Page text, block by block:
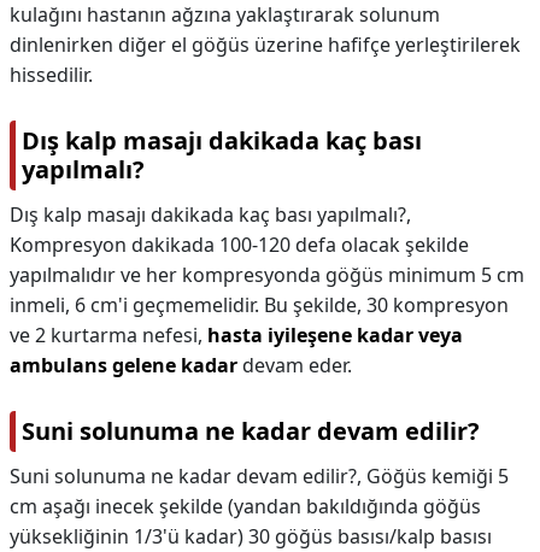
kulağını hastanın ağzına yaklaştırarak solunum
dinlenirken diğer el göğüs üzerine hafifçe yerleştirilerek
hissedilir.
Dış kalp masajı dakikada kaç bası
yapılmalı?
Dış kalp masajı dakikada kaç bası yapılmalı?,
Kompresyon dakikada 100-120 defa olacak şekilde
yapılmalıdır ve her kompresyonda göğüs minimum 5 cm
inmeli, 6 cm'i geçmemelidir. Bu şekilde, 30 kompresyon
ve 2 kurtarma nefesi, hasta iyileşene kadar veya
ambulans gelene kadardevam eder.
Suni solunuma ne kadar devam edilir?
Suni solunuma ne kadar devam edilir?, Göğüs kemiği 5
cm aşağı inecek şekilde (yandan bakıldığında göğüs
yüksekliğinin 1/3'ü kadar) 30 göğüs basısı/kalp basısı